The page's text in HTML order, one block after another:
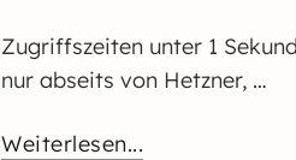
Zugriffszeiten unter 1
nur abseits von Hetzner, …
Weiterlesen...